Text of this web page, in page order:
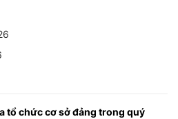
tổ chức cơ sở đảng trong quý